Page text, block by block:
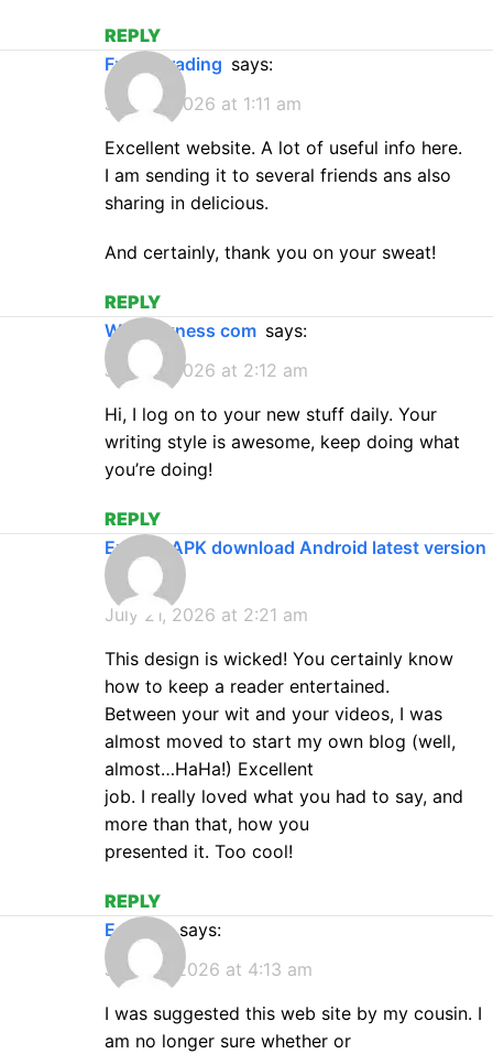
REPLY
Fx Pro trading says:
July 21, 2026 at 1:11 am
Excellent website. A lot of useful info here.
I am sending it to several friends ans also
sharing in delicious.
And certainly, thank you on your sweat!
REPLY
www exness com says:
July 21, 2026 at 2:12 am
Hi, I log on to your new stuff daily. Your
writing style is awesome, keep doing what
you’re doing!
REPLY
Exness APK download Android latest version
says:
July 21, 2026 at 2:21 am
This design is wicked! You certainly know
how to keep a reader entertained.
Between your wit and your videos, I was
almost moved to start my own blog (well,
almost…HaHa!) Excellent
job. I really loved what you had to say, and
more than that, how you
presented it. Too cool!
REPLY
E xness says:
July 22, 2026 at 4:13 am
I was suggested this web site by my cousin. I
am no longer sure whether or